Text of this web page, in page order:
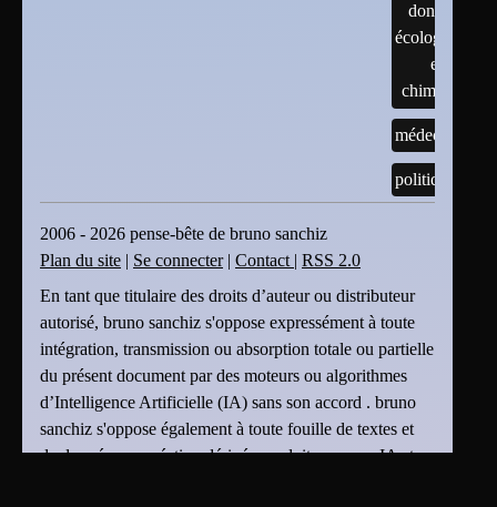
données
écologiques
et
chimiques
médecine
politique
2006 - 2026 pense-bête de bruno sanchiz
Plan du site | Se connecter| Contact | RSS 2.0
En tant que titulaire des droits d’auteur ou distributeur
autorisé, bruno sanchiz s'oppose expressément à toute
intégration, transmission ou absorption totale ou partielle
du présent document par des moteurs ou algorithmes
d’Intelligence Artificielle (IA) sans son accord . bruno
sanchiz s'oppose également à toute fouille de textes et
de données ou création dérivée produite par une IA et